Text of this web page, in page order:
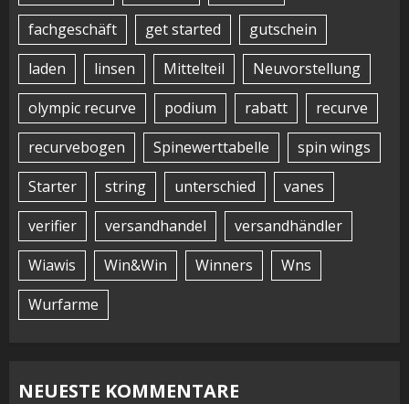
fachgeschäft
get started
gutschein
laden
linsen Mittelteil
Neuvorstellung
olympic recurve
podium rabatt
recurve
recurvebogen
Spinewerttabelle
spin wings
Starter
string unterschied
vanes
verifier
versandhandel
versandhändler
Wiawis
Win&Win Winners
Wns
Wurfarme
NEUESTE KOMMENTARE